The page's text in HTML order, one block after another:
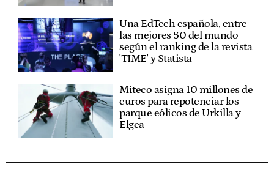
Una EdTech española, entre
las mejores 50 del mundo
según el ranking de la revista
'TIME' y Statista
Miteco asigna 10 millones de
euros para repotenciar los
parque eólicos de Urkilla y
Elgea